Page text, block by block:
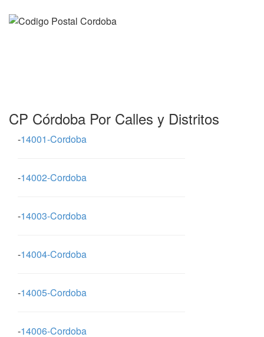
CP Córdoba Por Calles y Distritos
-14001-Cordoba
-14002-Cordoba
-14003-Cordoba
-14004-Cordoba
-14005-Cordoba
-14006-Cordoba